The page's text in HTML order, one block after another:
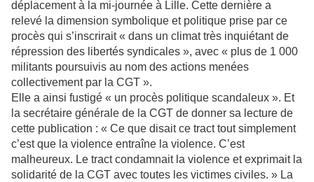
déplacement à la mi-journée à Lille. Cette dernière a
relevé la dimension symbolique et politique prise par ce
procès qui s’inscrirait « dans un climat très inquiétant de
répression des libertés syndicales », avec « plus de 1 000
militants poursuivis au nom des actions menées
collectivement par la CGT ».
Elle a ainsi fustigé « un procès politique scandaleux ». Et
la secrétaire générale de la CGT de donner sa lecture de
cette publication : « Ce que disait ce tract tout simplement
c’est que la violence entraîne la violence. C’est
malheureux. Le tract condamnait la violence et exprimait la
solidarité de la CGT avec toutes les victimes civiles. » La